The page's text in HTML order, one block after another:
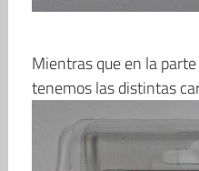
Mientras que en la
tenemos las distintas